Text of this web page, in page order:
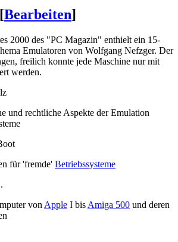
[Bearbeiten]
2000 des "PC Magazin" enthielt ein 15-
Emulatoren von Wolfgang Nefzger. Der
freilich konnte jede Maschine nur mit
werden.
und rechtliche Aspekte der Emulation
für 'fremde' Betriebssysteme
von Apple I bis Amiga 500 und deren